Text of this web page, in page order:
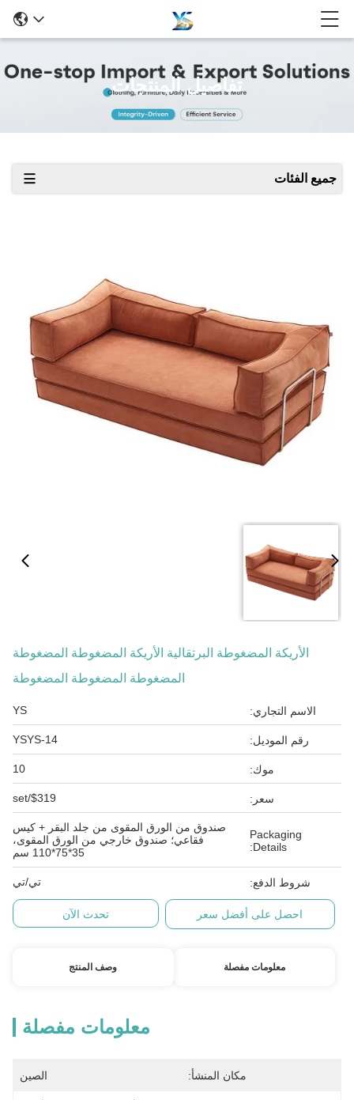
تفاصيل المنتجات
جميع الفئات
الأريكة المضغوطة البرتقالية الأريكة المضغوطة المضغوطة
المضغوطة المضغوطة المضغوطة
الاسم التجاري: YS
رقم الموديل: YSYS-14
موك: 10
سعر: $319/set
Packaging
Details:
صندوق من الورق المقوى من جلد البقر + كيس
فقاعي؛ صندوق خارجي من الورق المقوى،
35*75*110 سم
شروط الدفع: تي/تي
احصل على أفضل سعر تحدث الآن
معلومات مفصلة وصف المنتج
معلومات مفصلة
مكان المنشأ: الصين